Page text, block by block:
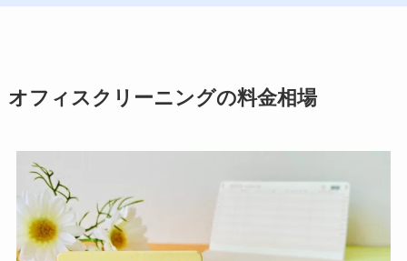
オフィスクリーニングの料金相場